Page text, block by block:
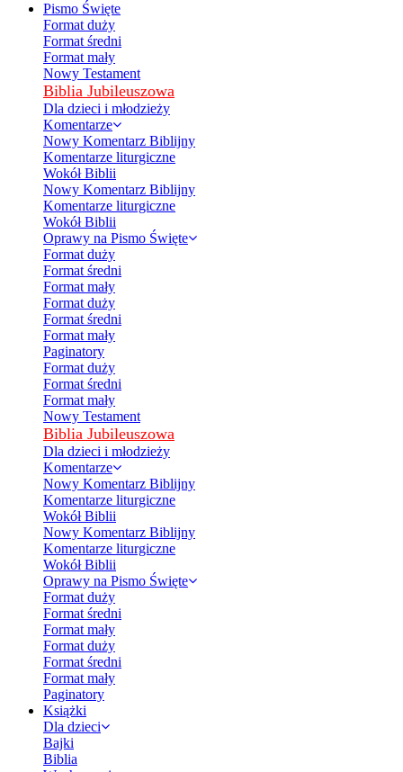
Pismo Święte
Format duży
Format średni
Format mały
Nowy Testament
Biblia Jubileuszowa
Dla dzieci i młodzieży
Komentarze
Nowy Komentarz Biblijny
Komentarze liturgiczne
Wokół Biblii
Nowy Komentarz Biblijny
Komentarze liturgiczne
Wokół Biblii
Oprawy na Pismo Święte
Format duży
Format średni
Format mały
Format duży
Format średni
Format mały
Paginatory
Format duży
Format średni
Format mały
Nowy Testament
Biblia Jubileuszowa
Dla dzieci i młodzieży
Komentarze
Nowy Komentarz Biblijny
Komentarze liturgiczne
Wokół Biblii
Nowy Komentarz Biblijny
Komentarze liturgiczne
Wokół Biblii
Oprawy na Pismo Święte
Format duży
Format średni
Format mały
Format duży
Format średni
Format mały
Paginatory
Książki
Dla dzieci
Bajki
Biblia